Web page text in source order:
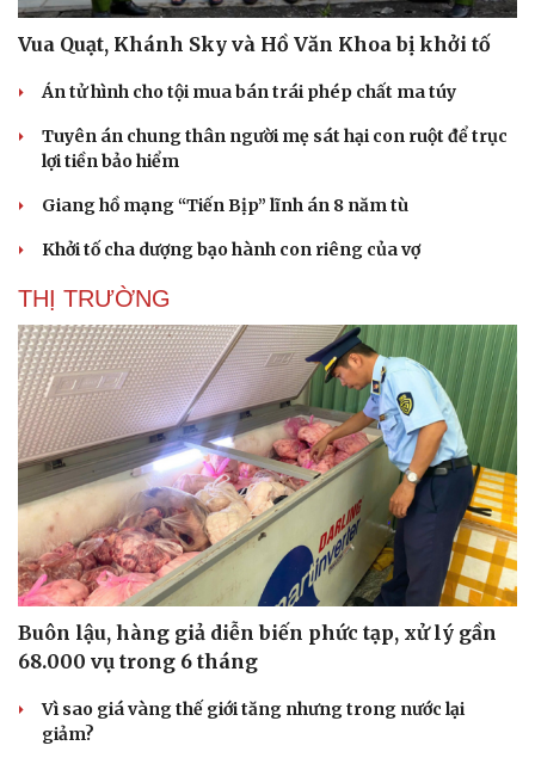
Vua Quạt, Khánh Sky và Hồ Văn Khoa bị khởi tố
Án tử hình cho tội mua bán trái phép chất ma túy
Tuyên án chung thân người mẹ sát hại con ruột để trục
lợi tiền bảo hiểm
Giang hồ mạng “Tiến Bịp” lĩnh án 8 năm tù
Khởi tố cha dượng bạo hành con riêng của vợ
THỊ TRƯỜNG
Buôn lậu, hàng giả diễn biến phức tạp, xử lý gần
68.000 vụ trong 6 tháng
Vì sao giá vàng thế giới tăng nhưng trong nước lại
giảm?